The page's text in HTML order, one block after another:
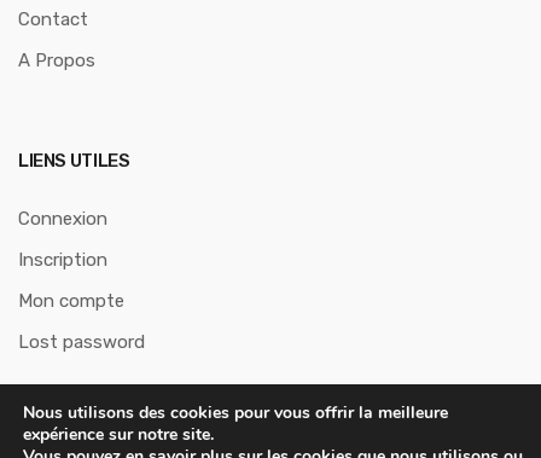
Contact
A Propos
LIENS UTILES
Connexion
Inscription
Mon compte
Lost password
Nous utilisons des cookies pour vous offrir la meilleure
expérience sur notre site.